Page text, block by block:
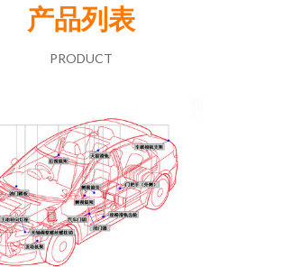
产品列表
PRODUCT